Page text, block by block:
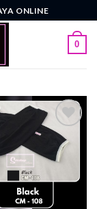
ONLINE
0
Add to
wishlist